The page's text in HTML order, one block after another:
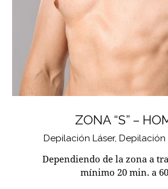
ZONA “S” –
Depilación Láser, Depilación
Dependiendo de la zona a
mínimo 20 min. a